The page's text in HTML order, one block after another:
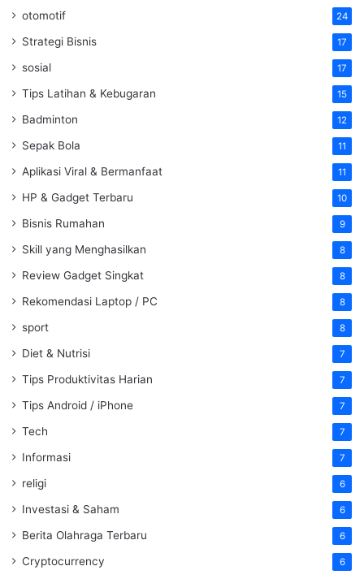
otomotif 24
Strategi Bisnis 17
sosial 17
Tips Latihan & Kebugaran 15
Badminton 12
Sepak Bola 11
Aplikasi Viral & Bermanfaat 11
HP & Gadget Terbaru 10
Bisnis Rumahan 9
Skill yang Menghasilkan 8
Review Gadget Singkat 8
Rekomendasi Laptop / PC 8
sport 8
Diet & Nutrisi 7
Tips Produktivitas Harian 7
Tips Android / iPhone 7
Tech 7
Informasi 7
religi 6
Investasi & Saham 6
Berita Olahraga Terbaru 6
Cryptocurrency 6